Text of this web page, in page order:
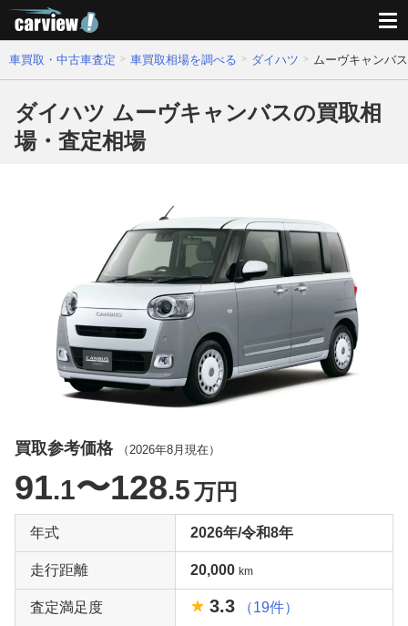
車買取・中古車査定 車買取相場を調べる ダイハツ ムーヴキャンバ
ダイハツ ムーヴキャンバスの買取相
場・査定相場
買取参考価格 （ 2026年8月 現在）
91.1〜128.5万円
年式 2026年/令和8年
走行距離 20,000 km
査定満足度 3.3 （19件）